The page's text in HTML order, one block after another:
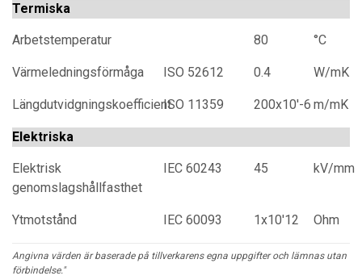
Termiska
Arbetstemperatur 80 °C
Värmeledningsförmåga ISO 52612 0.4 W/mK
LängdutvidgningskoefficientISO 11359 200x10'-6 m/mK
Elektriska
Elektrisk
genomslagshållfasthet
IEC 60243 45 kV/mm
Ytmotstånd IEC 60093 1x10'12 Ohm
Angivna värden är baserade på tillverkarens egna uppgifter och lämnas utan
förbindelse."